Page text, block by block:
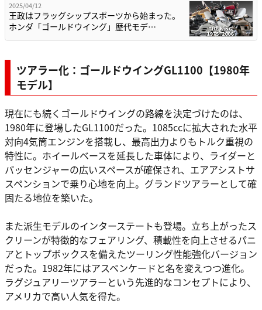
2025/04/12
王政はフラッグシップスポーツから始まった。
ホンダ「ゴールドウイング」歴代モデ…
ツアラー化：ゴールドウイングGL1100【1980年
モデル】
現在にも続くゴールドウイングの路線を決定づけたのは、
1980年に登場したGL1100だった。1085ccに拡大された水平
対向4気筒エンジンを搭載し、最高出力よりもトルク重視の
特性に。ホイールベースを延長した車体により、ライダーと
パッセンジャーの広いスペースが確保され、エアアシストサ
スペンションで乗り心地を向上。グランドツアラーとして確
固たる地位を築いた。
また派生モデルのインターステートも登場。立ち上がったス
クリーンが特徴的なフェアリング、積載性を向上させるパニ
アとトップボックスを備えたツーリング性能強化バージョン
だった。1982年にはアスペンケードと名を変えつつ進化。
ラグジュアリーツアラーという先進的なコンセプトにより、
アメリカで高い人気を得た。